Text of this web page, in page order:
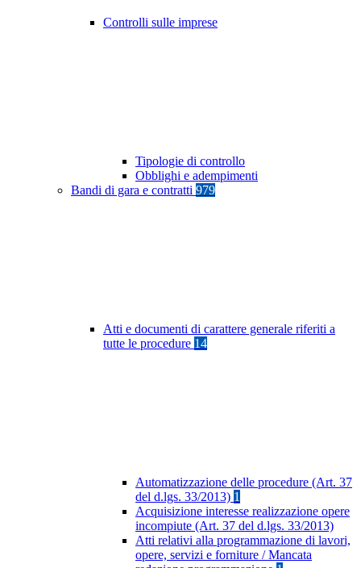
Controlli sulle imprese
Tipologie di controllo
Obblighi e adempimenti
Bandi di gara e contratti 979
Atti e documenti di carattere generale riferiti a
tutte le procedure 14
Automatizzazione delle procedure (Art. 37
del d.lgs. 33/2013) 1
Acquisizione interesse realizzazione opere
incompiute (Art. 37 del d.lgs. 33/2013)
Atti relativi alla programmazione di lavori,
opere, servizi e forniture / Mancata